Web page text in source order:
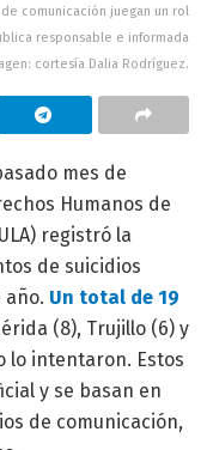
comunicación juegan un rol
responsable e informada
cortesía Dalia Rodríguez.
mes de
Humanos de
registró la
de suicidios
año. Un total de 19
(8), Trujillo (6) y
lo intentaron. Estos
y se basan en
de comunicación,